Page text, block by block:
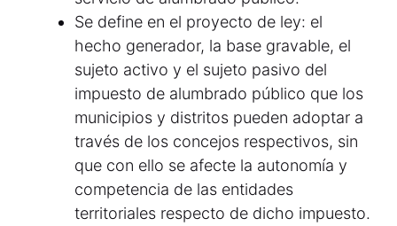
Se define en el proyecto de ley: el
hecho generador, la base gravable, el
sujeto activo y el sujeto pasivo del
impuesto de alumbrado público que los
municipios y distritos pueden adoptar a
través de los concejos respectivos, sin
que con ello se afecte la autonomía y
competencia de las entidades
territoriales respecto de dicho impuesto.